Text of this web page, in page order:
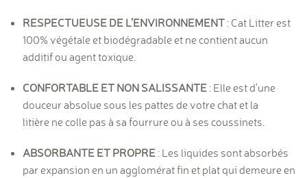
RESPECTUEUSE DE L’ENVIRONNEMENT: Cat Litter est
100% végétale et biodégradable et ne contient aucun
additif ou agent toxique.
CONFORTABLE ET NON SALISSANTE: Elle est d'une
douceur absolue sous les pattes de votre chat et la
litière ne colle pas à sa fourrure ou à ses coussinets.
ABSORBANTE ET PROPRE: Les liquides sont absorbés
par expansion en un agglomérat fin et plat qui demeure en